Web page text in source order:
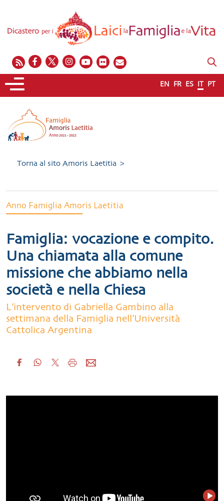
EN FR ES IT PT
Torna al sito Amoris Laetitia >
Anno Famiglia Amoris Laetitia
Famiglia: vocazione e compito.
Una chiamata alla comune
missione che abbiamo nella
società e nella Chiesa
L’intervento di Gabriella Gambino alla
settimana della Famiglia nell’Università
Cattolica Argentina